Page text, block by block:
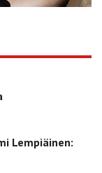
Lempiäinen: